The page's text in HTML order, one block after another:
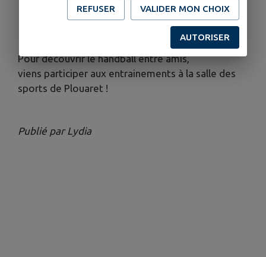
Du lun. 8 juin au sam. 20 juin
Pour découvrir le handball entre amis,
viens participer aux entrainements à la salle des
sports de Plouaret !
Publié par Lydia
REFUSER VALIDER MON CHOIX
AUTORISER